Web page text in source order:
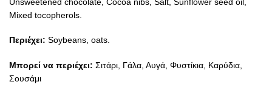
Mixed tocopherols.
Περιέχει: Soybeans, oats.
Μπορεί να περιέχει: Σιτάρι, Γάλα, Αυγά, Φυστίκια, Καρύδια,
Σουσάμι